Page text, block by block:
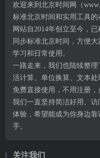
欢迎来到北京时间网（
标准北京时间和实用工具的
网站自2014年创立至今，
同步标准北京时间，方便
学习和日常使用。
一路走来，我们也陆续整
活计算、单位换算、文本
免费直接使用，不用注册，
我们一直坚持简洁好用、
体验，希望能成为你身边
手。
关注我们